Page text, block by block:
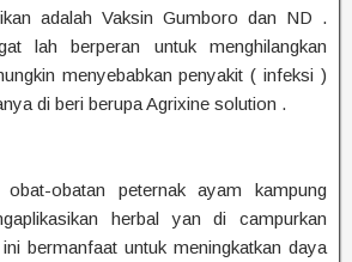
adalah Vaksin Gumboro dan ND .
lah berperan untuk menghilangkan
menyebabkan penyakit ( infeksi )
di beri berupa Agrixine solution .
obatan peternak ayam kampung
herbal yan di campurkan
bermanfaat untuk meningkatkan daya